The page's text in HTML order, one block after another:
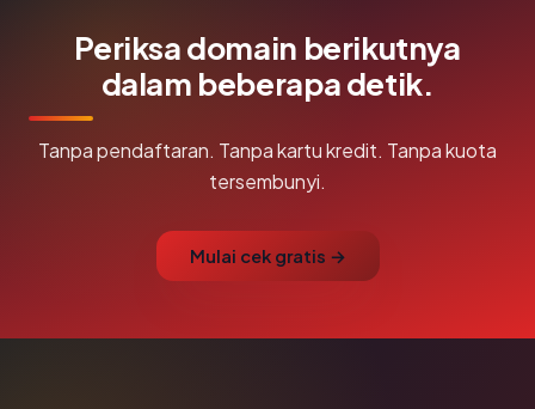
Periksa domain berikutnya
dalam beberapa detik.
Tanpa pendaftaran. Tanpa kartu kredit. Tanpa kuota
tersembunyi.
Mulai cek gratis →